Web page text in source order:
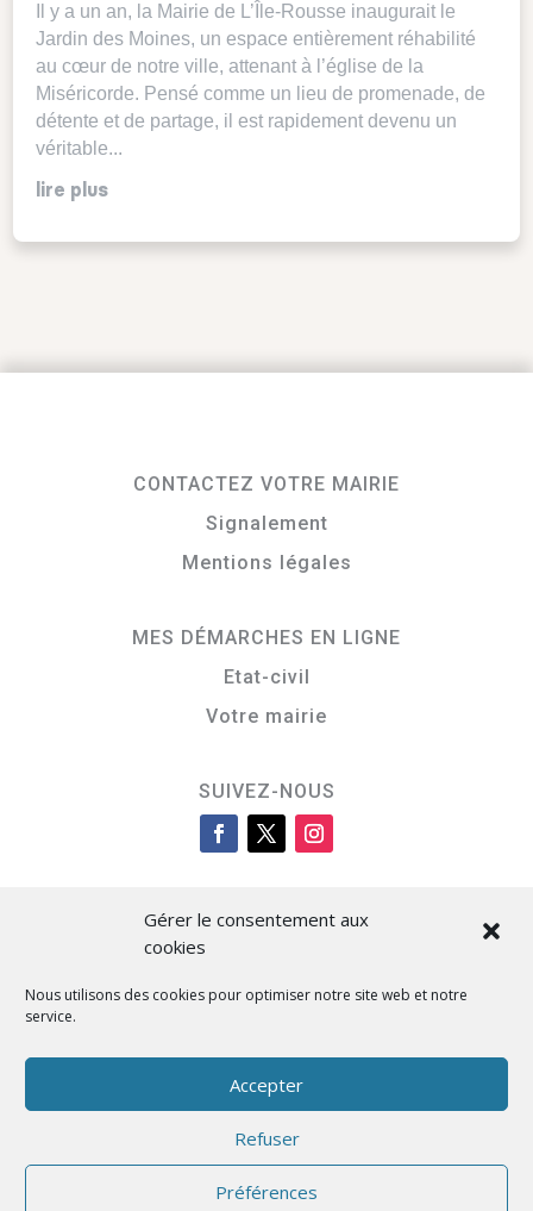
Gérer le consentement aux
cookies
Nous utilisons des cookies pour optimiser notre site web et notre
service.
Accepter
Refuser
Préférences
Il y a un an, la Mairie de L’Île-Rousse inaugurait le
Jardin des Moines, un espace entièrement réhabilité
au cœur de notre ville, attenant à l’église de la
Miséricorde. Pensé comme un lieu de promenade, de
détente et de partage, il est rapidement devenu un
véritable...
lire plus
CONTACTEZ VOTRE MAIRIE
Signalement
Mentions légales
MES DÉMARCHES EN LIGNE
Etat-civil
Votre mairie
SUIVEZ-NOUS
Cità di L’Isula
Designed by BKM Web Consulting